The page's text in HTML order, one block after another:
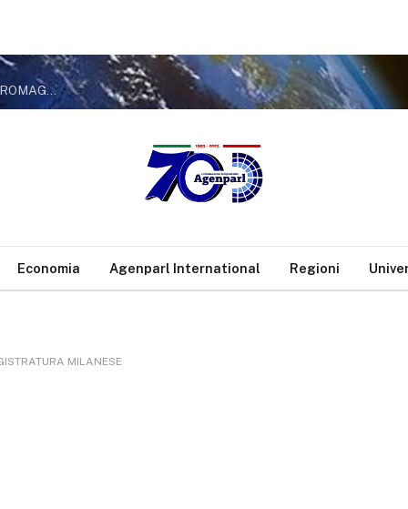
MONTAGNA, CAVANDOLI (LEGA): “ANCHE LA REGIONE EMILIA-ROMAGNA SEGUE LA LINEA DELLA LEGA: SOSTEGNI DA FONDO STATALE
Economia Agenparl International Regioni
MILANESE